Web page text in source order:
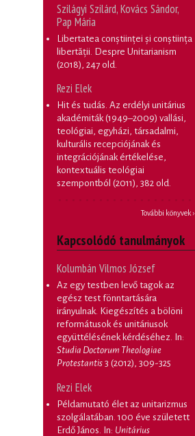
Szilágyi Szilárd, Kovács Sándor,
Pap Mária
Libertatea conștiinței și conștiința
libertății. Despre Unitarianism
(2018), 247 old.
Rezi Elek
Hit és tudás. Az erdélyi unitárius
akadémiták (1949–2009) vallási,
teológiai, egyházi, társadalmi,
kulturális recepciójának és
integrációjának értékelése,
kontextuális teológiai
szempontból (2011), 382 old.
További könyvek ›
Kapcsolódó tanulmányok
Kolumbán Vilmos József
Az egy testben levő tagok az
egész test fönntartására
irányulnak. Kiegészítés a bölöni
reformátusok és unitáriusok
együttélésének kérdéséhez. In:
Studia Doctorum Theologiae
Protestantis 3 (2012), 309-325
Rezi Elek
Példamutató élet az unitarizmus
szolgálatában. 100 éve született
Erdő János . In: Unitárius